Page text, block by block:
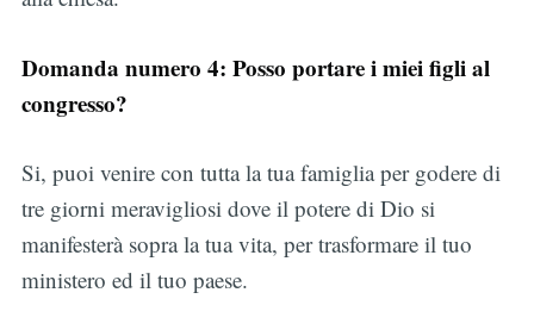
Domanda numero 4: Posso portare i miei figli al
congresso?
Si, puoi venire con tutta la tua famiglia per godere di
tre giorni meravigliosi dove il potere di Dio si
manifesterà sopra la tua vita, per trasformare il tuo
ministero ed il tuo paese.